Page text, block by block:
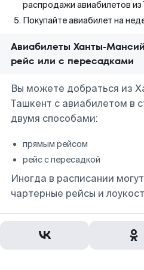
распродажи авиабилетов из
Покупайте авиабилет на
Авиабилеты Ханты-
рейс или с пересадками
Вы можете добраться из
Ташкент с авиабилетом в
двумя способами:
прямым рейсом
рейс с пересадкой
Иногда в расписании
чартерные рейсы и